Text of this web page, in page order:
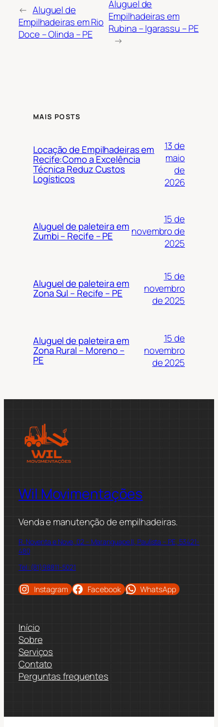
← Aluguel de
Empilhadeiras em Rio
Doce – Olinda – PE
Aluguel de
Empilhadeiras em
Rubina – Igarassu – PE
→
MAIS POSTS
Locação de Empilhadeiras em
Recife:Como a Excelência
Técnica Reduz Custos
Logísticos
13 de
maio
de
2026
Aluguel de paleteira em
Zumbi – Recife – PE
15 de
novembro de
2025
Aluguel de paleteira em
Zona Sul – Recife – PE
15 de
novembro
de 2025
Aluguel de paleteira em
Zona Rural – Moreno –
PE
15 de
novembro
de 2025
Wil Movimentações
Venda e manutenção de empilhadeiras.
R. Noventa e Nove, 02 – Maranguape II, Paulista – PE, 53421-
480
Tel: (81)98811-5021
Instagram Facebook WhatsApp
Início
Sobre
Serviços
Contato
Perguntas frequentes